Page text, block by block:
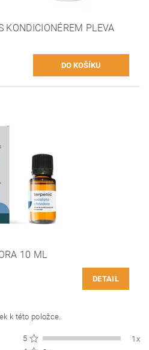
KONDICIONÉREM PLEVA
10 ML
DETAIL
k této položce.
5
1x